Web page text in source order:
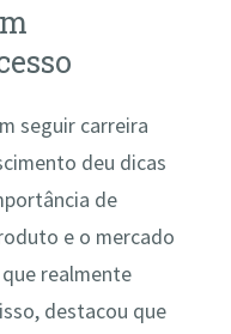
seguir carreira
deu dicas
de
e o mercado
realmente
destacou que